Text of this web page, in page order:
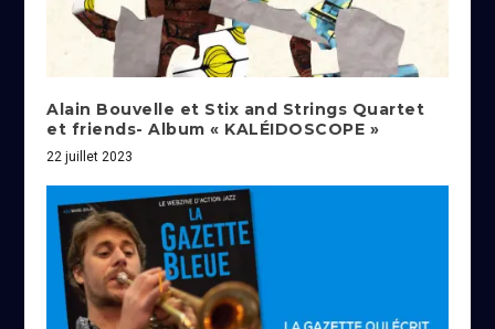
Alain Bouvelle et Stix and Strings Quartet
et friends- Album « KALÉIDOSCOPE »
22 juillet 2023